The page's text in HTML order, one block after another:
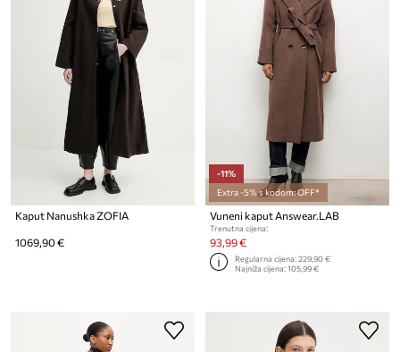
Kaput Nanushka ZOFIA
1069,90 €
-11%
Extra -5% s kodom: OFF*
Vuneni kaput Answear.LAB
Trenutna cijena:
93,99 €
Regularna cijena:229,90 €
Najniža cijena:105,99 €